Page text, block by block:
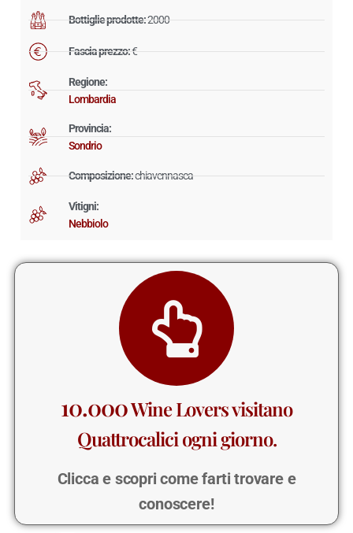
Bottiglie prodotte:2000
Fascia prezzo:€
Regione:
Lombardia
Provincia:
Sondrio
Composizione:chiavennasca
Vitigni:
Nebbiolo
10.000Wine Lovers visitano
Quattrocalici ogni giorno.
Clicca e scopri come farti trovare e
conoscere!